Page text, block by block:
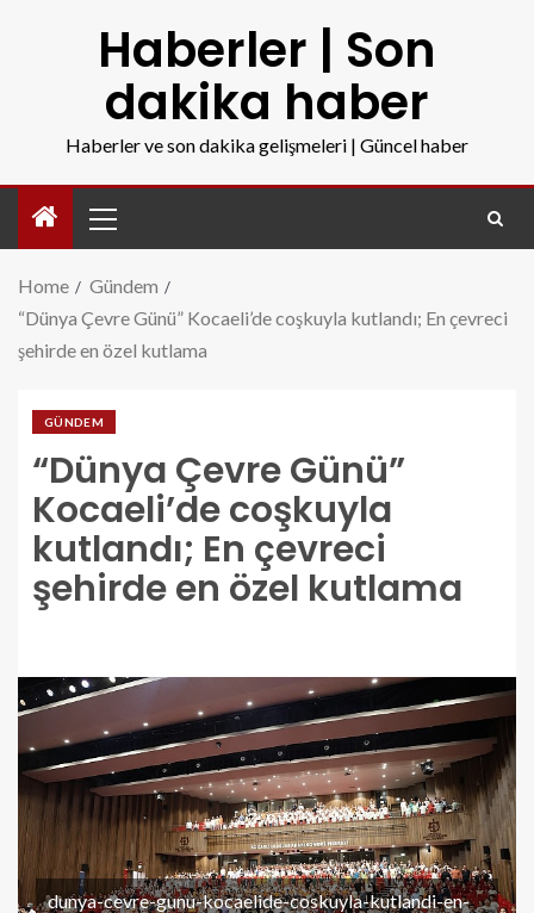
Haberler | Son
dakika haber
Haberler ve son dakika gelişmeleri | Güncel haber
Home
Gündem
“Dünya Çevre Günü” Kocaeli’de coşkuyla kutlandı; En çevreci
şehirde en özel kutlama
GÜNDEM
“Dünya Çevre Günü”
Kocaeli’de coşkuyla
kutlandı; En çevreci
şehirde en özel kutlama
dunya-cevre-gunu-kocaelide-coskuyla-kutlandi-en-